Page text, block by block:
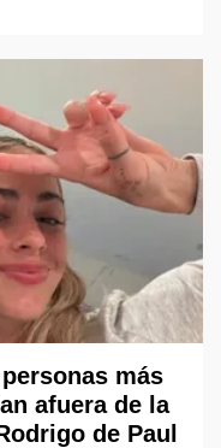
más
afuera de la
de Paul